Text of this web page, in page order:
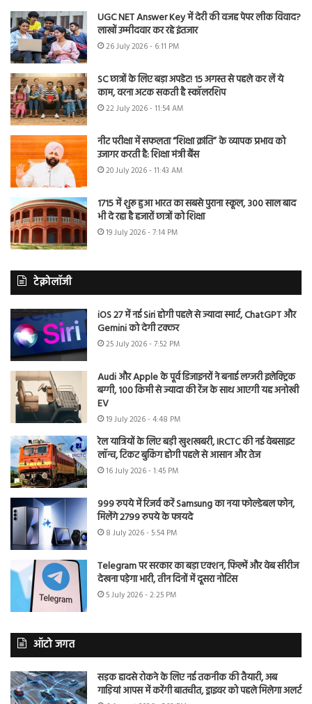
UGC NET Answer Key में देरी की वजह पेपर लीक विवाद?
लाखों उम्मीदवार कर रहे इंतजार
26 July 2026 - 6:11 PM
SC छात्रों के लिए बड़ा अपडेट! 15 अगस्त से पहले कर लें ये
काम, वरना अटक सकती है स्कॉलरशिप
22 July 2026 - 11:54 AM
नीट परीक्षा में सफलता “शिक्षा क्रांति” के व्यापक प्रभाव को
उजागर करती है: शिक्षा मंत्री बैंस
20 July 2026 - 11:43 AM
1715 में शुरू हुआ भारत का सबसे पुराना स्कूल, 300 साल बाद
भी दे रहा है हजारों छात्रों को शिक्षा
19 July 2026 - 7:14 PM
टेक्नोलॉजी
iOS 27 में नई Siri होगी पहले से ज्यादा स्मार्ट, ChatGPT और
Gemini को देगी टक्कर
25 July 2026 - 7:52 PM
Audi और Apple के पूर्व डिजाइनरों ने बनाई लग्जरी इलेक्ट्रिक
बग्गी, 100 किमी से ज्यादा की रेंज के साथ आएगी यह अनोखी
EV
19 July 2026 - 4:48 PM
रेल यात्रियों के लिए बड़ी खुशखबरी, IRCTC की नई वेबसाइट
लॉन्च, टिकट बुकिंग होगी पहले से आसान और तेज
16 July 2026 - 1:45 PM
999 रुपये में रिजर्व करें Samsung का नया फोल्डेबल फोन,
मिलेंगे 2799 रुपये के फायदे
8 July 2026 - 5:54 PM
Telegram पर सरकार का बड़ा एक्शन, फिल्में और वेब सीरीज
देखना पड़ेगा भारी, तीन दिनों में दूसरा नोटिस
5 July 2026 - 2:25 PM
ऑटो जगत
सड़क हादसे रोकने के लिए नई तकनीक की तैयारी, अब
गाड़ियां आपस में करेंगी बातचीत, ड्राइवर को पहले मिलेगा अलर्ट